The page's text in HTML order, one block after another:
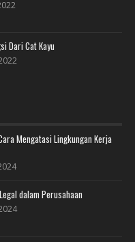
Dari Cat Kayu
Mengatasi Lingkungan Kerja
dalam Perusahaan